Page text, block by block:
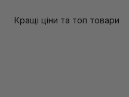
Кращі ціни та топ товари